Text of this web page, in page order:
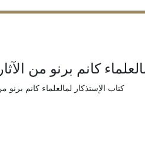
كانم برنو من
كتاب الإستذكار لمالعلماء كانم برنو من